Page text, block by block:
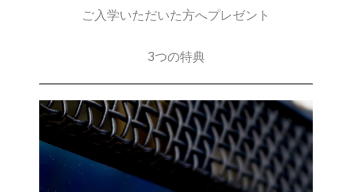
ご入学いただいた方へプレゼント
3つの特典